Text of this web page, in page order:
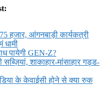
हजार, आंगनबाड़ी कार्यकत्री
धामी
पायेगी GEN-Z?
शाकाहार-मांसाहार गड्ड-
के केवाईसी होने से क्या रुक